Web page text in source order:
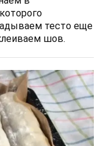
тесто еще
шов.